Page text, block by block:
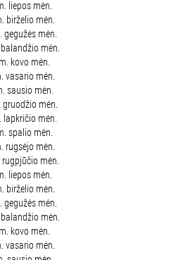
liepos mėn.
birželio mėn.
gegužės mėn.
mėn.
kovo mėn.
vasario mėn.
sausio mėn.
mėn.
lapkričio mėn.
spalio mėn.
rugsėjo mėn.
mėn.
liepos mėn.
birželio mėn.
gegužės mėn.
mėn.
kovo mėn.
vasario mėn.